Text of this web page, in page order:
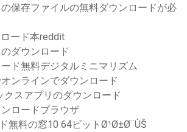
保存ファイルの無料ダウンロードが必
ード本reddit
ダウンロード
ド無料デジタルミニマリズム
ンラインでダウンロード
クスアプリのダウンロード
ロードブラウザ
無料の窓10 64ビットØ¹Ø±Ø¨Ù​​Š